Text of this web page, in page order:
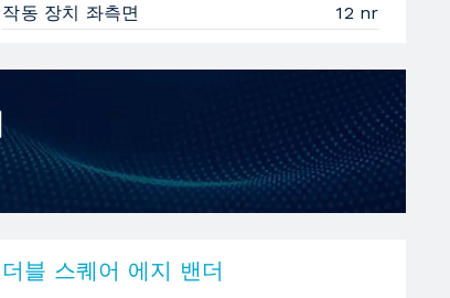
작동 장치 좌측면
12 nr
더블 스퀘어 에지 밴더